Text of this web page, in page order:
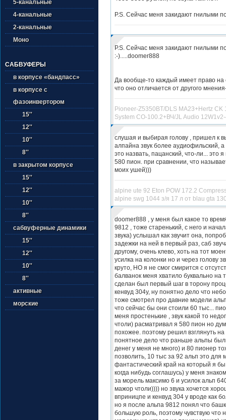
5-канальные
4-канальные
2-канальные
Моно
САБВУФЕРЫ
в корпусе «бандпасс»
в корпусе с
фазоинвертором
15''
12''
10''
8''
в закрытом корпусе
15''
12''
10''
8''
сабвуферные динамики
15''
12''
10''
8''
активные
морские
P.S. Сейчас меня закидают гнилыми
P.S. Сейчас меня закидают гнилыми
:-).....doomer888
Да вообще-то каждый имеет право на
что оно отличается от другого
Pioneer-Z5350BT/DLS MA23+Hertz CK
System CO-100.2+ВЧ/JL Audio
слушая и выбирая голову , пришел к
алпайна звук более аудиофильский,
это назвать, пацанский, что-ли... это
580 пион. при сравнении, что
моих ушей)))
alpine ute 92 Eton POW 172.2
alpine swg 1044 з/я 17 л от blau gta
doomer888 , у меня был какое то
9812 , тоже старенький, с него и
звука) услышал как звучит она,
задежки на ней в первый раз, саб
другому, очень клево, хоть на тот
усилка на колонки но и через голову
круто, НО я не смог смирится с
балванок меня хватило буквально на
сделан был первый шаг в торону
кенвуд 304у, ну понятно дело что
тоже смотрел про давние модели
что сейчас бы они стоили 60 тыс...
меня простенькие , звук какой то
чтоли) расматривал я 580 пион но
похожее. поэтому решил взглянуть на
понятное дело что раньше альпы
денег у меня не много) и 80 пионер
позволить, 10 тыс за 92 альп это для
фантастический край на который я
когда нибудь соглашусь) у меня
за морель максимо 6 и усилок альп
мажор чтоли)))) но звука хочется
вприницпе и кенвуд 304 у вроде как
но я после альпа 9812 понял что
большую роль, поэтому чувствую что